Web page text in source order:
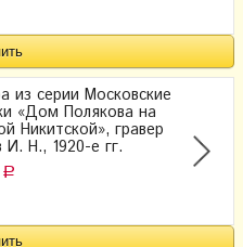
из серии Московские
«Дом Полякова на
Никитской», гравер
И. Н., 1920-е гг.
Р